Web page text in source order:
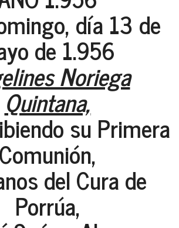
día 13 de
de 1.956
Noriega
Quintana,
su Primera
Comunión,
del Cura de
Porrúa,